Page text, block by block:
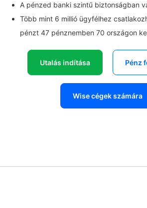
A pénzed banki szintű biztonságban
Több mint 6 millió ügyfélhez
pénzt 47 pénznemben 70 országon
Utalás indítása Pénz
Wise cégek számára